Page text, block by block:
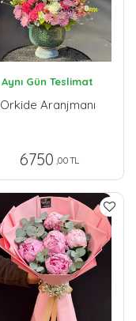
Aynı Gün Teslimat
Orkide Aranjmanı
6750 ,00 TL